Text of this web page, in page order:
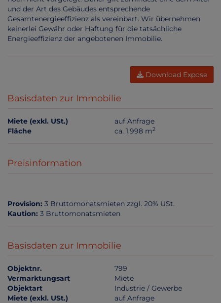
und der Art des Gebäudes entsprechende
Gesamtenergieeffizienz als vereinbart. Wir übernehmen
keinerlei Gewähr oder Haftung für die tatsächliche
Energieeffizienz der angebotenen Immobilie.
Download Expose
Basisdaten zur Immobilie
Miete (exkl. USt.)
auf Anfrage
Fläche
ca. 1.998 m2
Preisinformation
Provision: 3 Bruttomonatsmieten zzgl. 20% USt.
Kaution: 3 Bruttomonatsmieten
Basisdaten zur Immobilie
Objektnr.
799
Vermarktungsart
Miete
Objektart
Industrie / Gewerbe
Miete (exkl. USt.)
auf Anfrage